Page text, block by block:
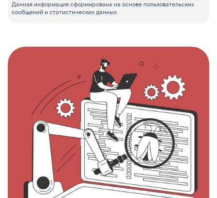
Данная информация сформирована на основе пользовательских
сообщений и статистических данных.